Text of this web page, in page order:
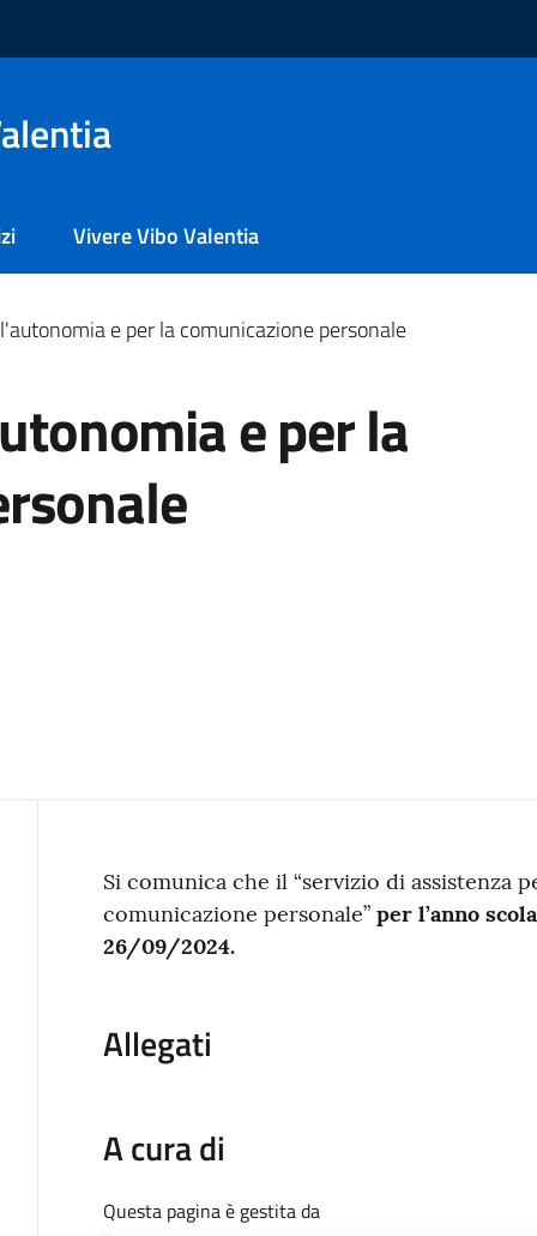
Vivere Vibo Valentia
e per la comunicazione personale
e per la
Contenuto
Si comunica che il “servizio di assistenza
comunicazione personale” per l’anno
26/09/2024.
Allegati
A cura di
Questa pagina è gestita da